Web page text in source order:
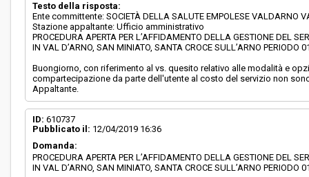
Testo della risposta:
Ente committente: SOCIETÀ DELLA SALUTE EMPOLESE VALDARNO
Stazione appaltante: Ufficio amministrativo
PROCEDURA APERTA PER L’AFFIDAMENTO DELLA GESTIONE DEL
IN VAL D’ARNO, SAN MINIATO, SANTA CROCE SULL’ARNO
Buongiorno, con riferimento al vs. quesito relativo alle modalità e
compartecipazione da parte dell'utente al costo del servizio non
Appaltante.
ID: 610737
Pubblicato il: 12/04/2019 16:36
Domanda:
PROCEDURA APERTA PER L’AFFIDAMENTO DELLA GESTIONE DEL
IN VAL D’ARNO, SAN MINIATO, SANTA CROCE SULL’ARNO